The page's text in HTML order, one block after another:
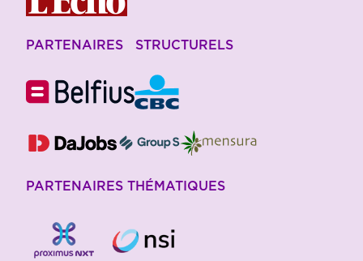
PARTENAIRES STRUCTURELS
PARTENAIRES THÉMATIQUES